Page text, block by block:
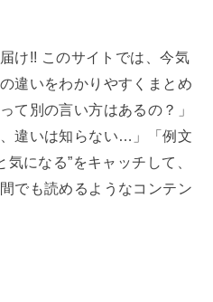
け!! このサイトでは、今気
違いをわかりやすくまとめ
て別の言い方はあるの？」
違いは知らない…」「例文
になる”をキャッチして、
でも読めるようなコンテン